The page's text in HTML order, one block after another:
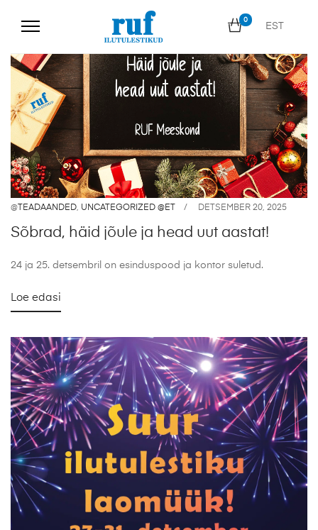
0
EST
@ TEADAANDED, UNCATEGORIZED @ET DETSEMBER 20, 2025
Sõbrad, häid jõule ja head uut aastat!
24 ja 25. detsembril on esinduspood ja kontor suletud.
Loe edasi